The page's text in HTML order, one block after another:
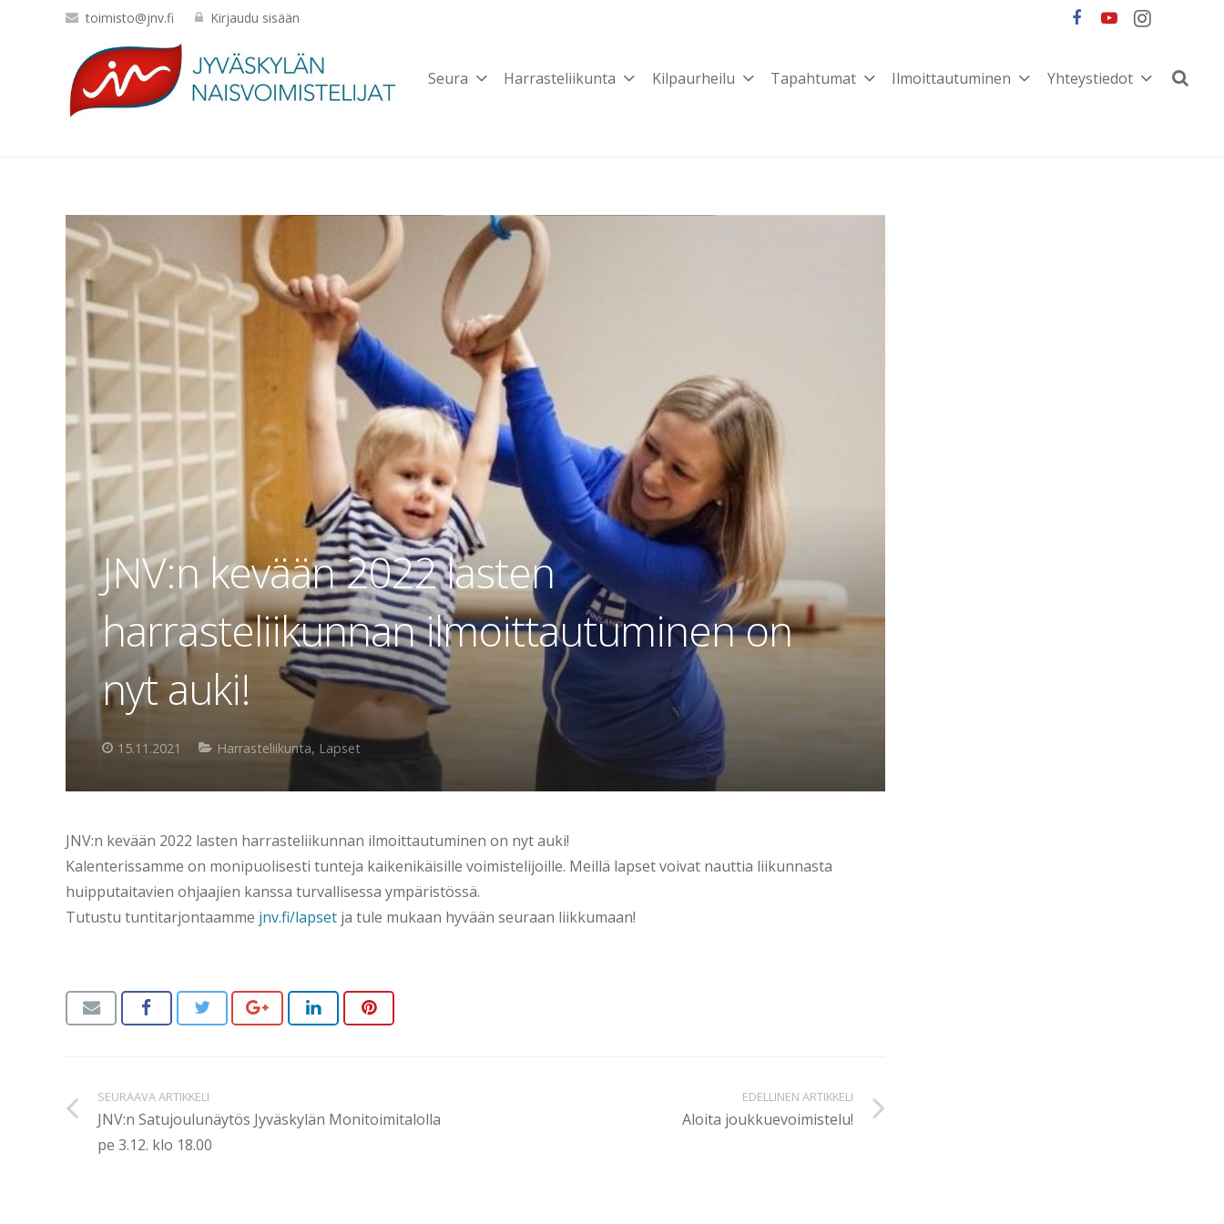
toimisto@jnv.fi Kirjaudu sisään
Seura Harrasteliikunta Kilpaurheilu Tapahtumat Ilmoittautuminen Yhteystiedot
JNV:n kevään 2022 lasten
harrasteliikunnan ilmoittautuminen on
nyt auki!
15.11.2021 Harrasteliikunta, Lapset
JNV:n kevään 2022 lasten harrasteliikunnan ilmoittautuminen on nyt auki!
Kalenterissamme on monipuolisesti tunteja kaikenikäisille voimistelijoille. Meillä lapset voivat nauttia liikunnasta
huipputaitavien ohjaajien kanssa turvallisessa ympäristössä.
Tutustu tuntitarjontaamme jnv.fi/lapset ja tule mukaan hyvään seuraan liikkumaan!
EDELLINEN ARTIKKELI
Aloita joukkuevoimistelu!
SEURAAVA ARTIKKELI
JNV:n Satujoulunäytös Jyväskylän Monitoimitalolla
pe 3.12. klo 18.00